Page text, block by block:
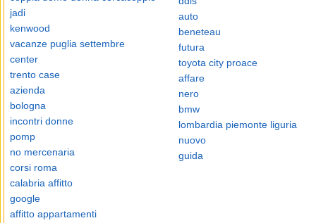
jadi
kenwood
vacanze puglia settembre
center
trento case
azienda
bologna
incontri donne
pomp
no mercenaria
corsi roma
calabria affitto
google
affitto appartamenti
auto
beneteau
futura
toyota city proace
affare
nero
bmw
lombardia piemonte liguria
nuovo
guida